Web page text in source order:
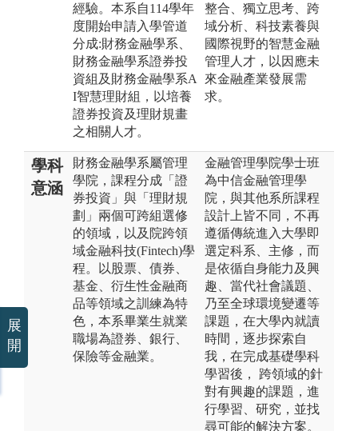
經驗。本系自114學年
度開始申請入學管道
分成:財務金融學系、
財務金融學系證券投
資組及財務金融學系A
I智慧理財組，以培養
證券投資及理財規畫
之相關人才。
整合、獨立思考、跨
域分析、科技素養與
國際視野的智慧金融
管理人才，以因應未
來金融產業發展需
求。
學科
意涵
財務金融學系屬管理
學院，課程分成「證
券投資」與「理財規
劃」兩個可跨組選修
的領域，以及院跨領
域金融科技(Fintech)學
程。以股票、債券、
基金、衍生性金融商
品等領域之訓練為特
色，本系畢業生就業
職場為證券、銀行、
保險等金融業。
金融管理學院學士班
為中信金融管理學
院，與其他系所課程
設計上皆不同，不再
遵循傳統進入大學即
選定科系、主修，而
是依循自身能力及興
趣、當代社會議題、
乃至全球環境變遷等
課題，在大學內就讀
時間，逐步探索自
我，在完成基礎學科
學習後， 跨領域的針
對有興趣的課題，進
行學習、研究，並找
尋可能的解決方案。
展
開